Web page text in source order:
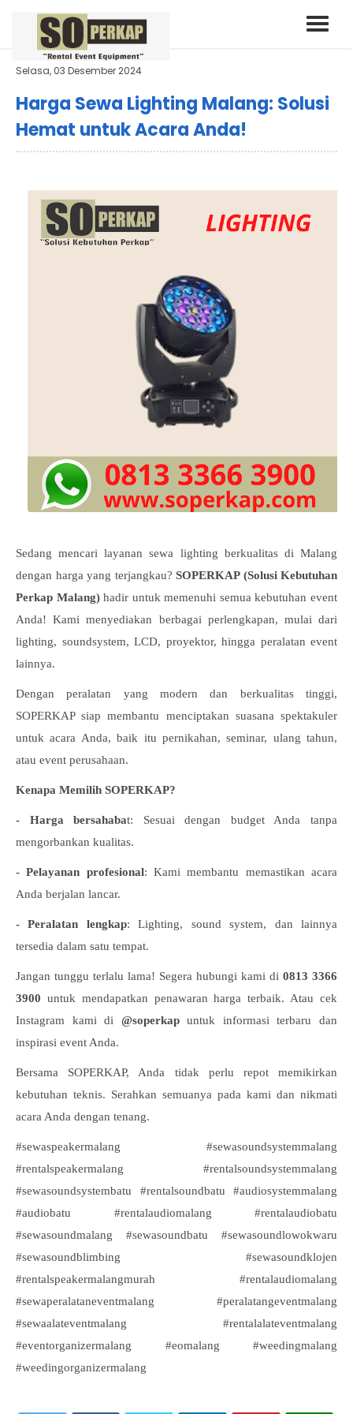
Selasa, 03 Desember 2024
Harga Sewa Lighting Malang: Solusi
Hemat untuk Acara Anda!
Sedang mencari layanan sewa lighting berkualitas di Malang
dengan harga yang terjangkau? SOPERKAP (Solusi Kebutuhan
Perkap Malang)hadir untuk memenuhi semua kebutuhan event
Anda! Kami menyediakan berbagai perlengkapan, mulai dari
lighting, soundsystem, LCD, proyektor, hingga peralatan event
lainnya.
Dengan peralatan yang modern dan berkualitas tinggi,
SOPERKAP siap membantu menciptakan suasana spektakuler
untuk acara Anda, baik itu pernikahan, seminar, ulang tahun,
atau event perusahaan.
Kenapa Memilih SOPERKAP?
- Harga bersahabat: Sesuai dengan budget Anda tanpa
mengorbankan kualitas.
- Pelayanan profesional: Kami membantu memastikan acara
Anda berjalan lancar.
- Peralatan lengkap: Lighting, sound system, dan lainnya
tersedia dalam satu tempat.
Jangan tunggu terlalu lama! Segera hubungi kami di 0813 3366
3900 untuk mendapatkan penawaran harga terbaik. Atau cek
Instagram kami di @soperkapuntuk informasi terbaru dan
inspirasi event Anda.
Bersama SOPERKAP, Anda tidak perlu repot memikirkan
kebutuhan teknis. Serahkan semuanya pada kami dan nikmati
acara Anda dengan tenang.
#sewaspeakermalang #sewasoundsystemmalang
#rentalspeakermalang #rentalsoundsystemmalang
#sewasoundsystembatu #rentalsoundbatu #audiosystemmalang
#audiobatu #rentalaudiomalang #rentalaudiobatu
#sewasoundmalang #sewasoundbatu #sewasoundlowokwaru
#sewasoundblimbing #sewasoundklojen
#rentalspeakermalangmurah #rentalaudiomalang
#sewaperalataneventmalang #peralatangeventmalang
#sewaalateventmalang #rentalalateventmalang
#eventorganizermalang #eomalang #weedingmalang
#weedingorganizermalang